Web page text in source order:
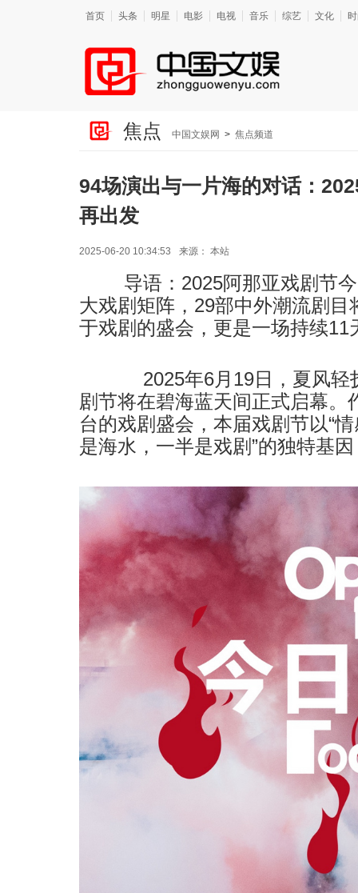
首页 头条 明星 电影 电视 音乐 综艺 文化
焦点 中国文娱网 > 焦点频道
94场演出与一片海的对话：
再出发
2025-06-20 10:34:53 来源： 本站
导语：2025阿那亚戏剧节
大戏剧矩阵，29部中外潮流剧
于戏剧的盛会，更是一场持续
2025年6月19日，夏风轻
剧节将在碧海蓝天间正式启幕
台的戏剧盛会，本届戏剧节以“
是海水，一半是戏剧”的独特基